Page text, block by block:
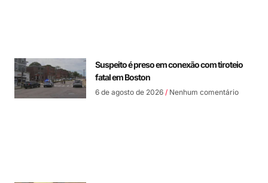
Suspeito é preso em conexão com tiroteio
fatal em Boston
6 de agosto de 2026 Nenhum comentário